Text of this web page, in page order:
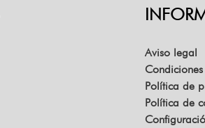
Aviso legal
Política de
Política de